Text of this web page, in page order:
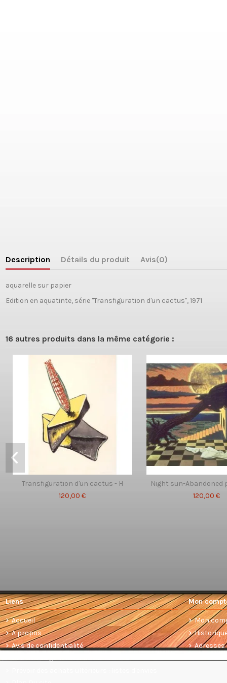
Description Détails du produit Avis(0)
aquarelle sur papier
Edition en aquatinte, série "Transfiguration d'un cactus", 1971
16 autres produits dans la même catégorie :
Transfiguration d'un cactus - H
120,00 €
Night sun-Abandoned
120,00 €
Liens
Accueil
A propos
Avis de confidentialité
Mon
Mon
Adresses